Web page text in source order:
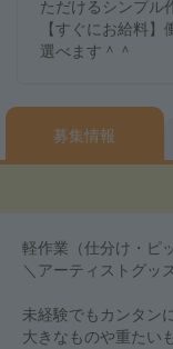
ただけるシンプル
【すぐにお給料
選べます＾＾
募集情報
軽作業（仕分け・ピ
＼アーティストグッ
未経験でもカンタン
大きなものや重たい